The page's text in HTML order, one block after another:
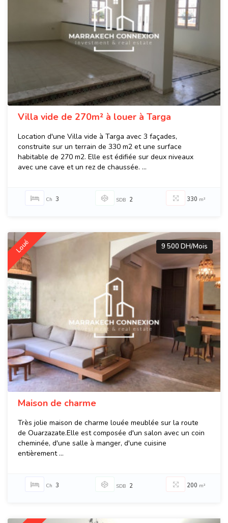
Villa vide de 270m² à louer à Targa
Location d'une Villa vide à Targa avec 3 façades,
construite sur un terrain de 330 m2 et une surface
habitable de 270 m2. Elle est édifiée sur deux niveaux
avec une cave et un rez de chaussée. ...
Ch 3 SDB 2 330 m²
Loué 9 500 DH/Mois
Maison de charme
Très jolie maison de charme louée meublée sur la route
de Ouarzazate.Elle est composée d'un salon avec un coin
cheminée, d'une salle à manger, d'une cuisine
entièrement ...
Ch 3 SDB 2 200 m²